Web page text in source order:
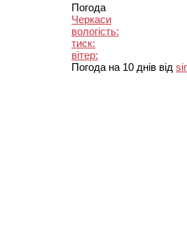
Погода
Черкаси
вологість:
тиск:
вітер:
Погода на 10 днів від